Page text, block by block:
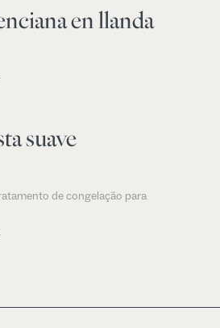
en llanda
suave
de congelação para